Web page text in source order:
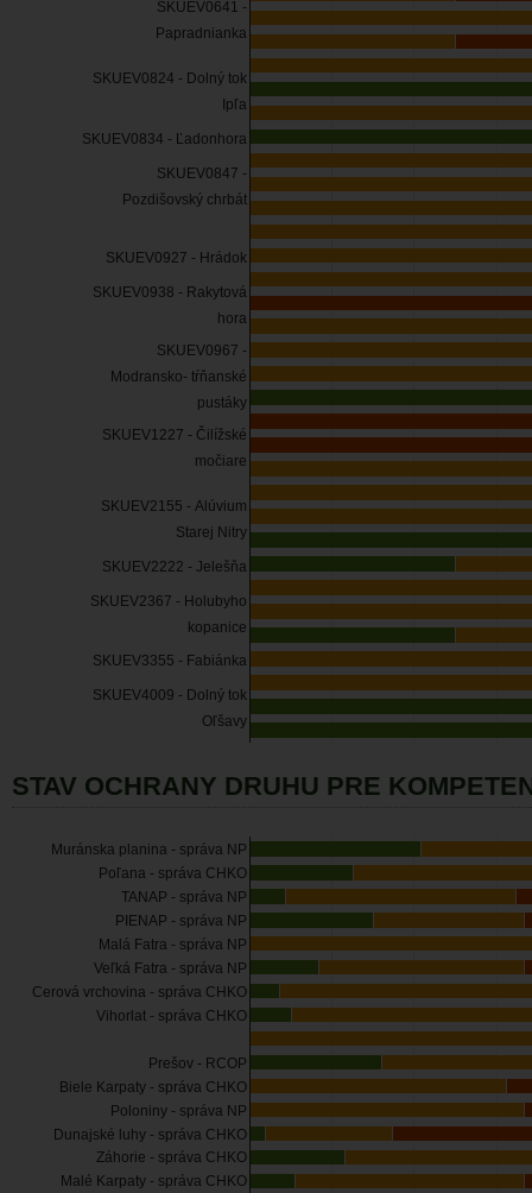
SKUEV0641 -
Papradnianka
SKUEV0824 - Dolný tok
Ipľa
SKUEV0834 - Ľadonhora
SKUEV0847 -
Pozdišovský chrbát
SKUEV0927 - Hrádok
SKUEV0938 - Rakytová
hora
SKUEV0967 -
Modransko- tŕňanské
pustáky
SKUEV1227 - Čilížské
močiare
SKUEV2155 - Alúvium
Starej Nitry
SKUEV2222 - Jelešňa
SKUEV2367 - Holubyho
kopanice
SKUEV3355 - Fabiánka
SKUEV4009 - Dolný tok
Oľšavy
STAV OCHRANY DRUHU PRE
Muránska planina - správa NP
Poľana - správa CHKO
TANAP - správa NP
PIENAP - správa NP
Malá Fatra - správa NP
Veľká Fatra - správa NP
Cerová vrchovina - správa CHKO
Vihorlat - správa CHKO
Prešov - RCOP
Biele Karpaty - správa CHKO
Poloniny - správa NP
Dunajské luhy - správa CHKO
Záhorie - správa CHKO
Malé Karpaty - správa CHKO